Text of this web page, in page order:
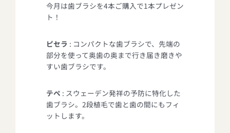
今月は歯ブラシを4本ご購入で1本プレゼン
ト！
ピセラ : コンパクトな歯ブラシで、先端の
部分を使って奥歯の奥まで行き届き磨きや
すい歯ブラシです。
テペ : スウェーデン発祥の予防に特化した
歯ブラシ。2段植毛で歯と歯の間にもフィ
ットします。